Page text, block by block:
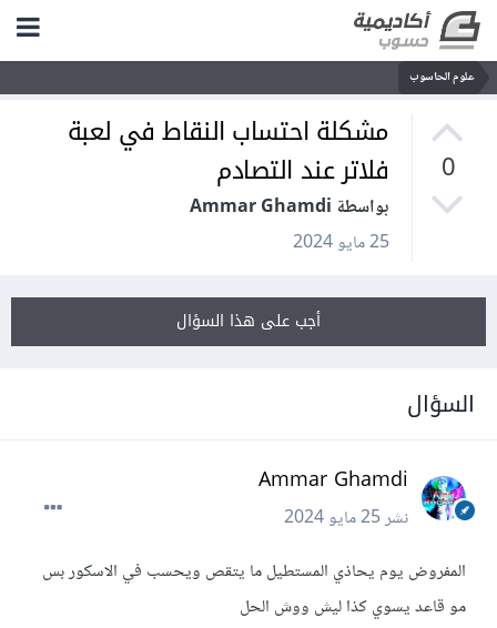
علوم الحاسوب
0
مشكلة احتساب النقاط في لعبة
فلاتر عند التصادم
بواسطة Ammar Ghamdi
25 مايو 2024
أجب على هذا السؤال
السؤال
Ammar Ghamdi
نشر25 مايو 2024
المفروض يوم يحاذي المستطيل ما يتقص ويحسب في الاسكور بس
مو قاعد يسوي كذا ليش ووش الحل